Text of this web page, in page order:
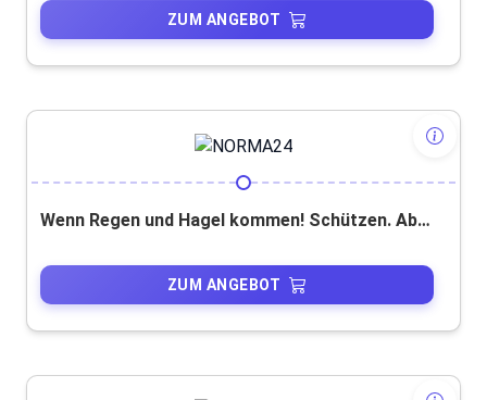
ZUM ANGEBOT
Wenn Regen und Hagel kommen! Schützen. Abdecken. Abpumpen.
ZUM ANGEBOT